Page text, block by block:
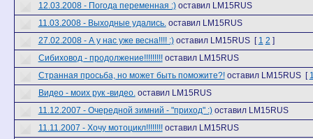
12.03.2008 - Погода переменная :) оставил LM15RUS
11.03.2008 - Выходные удались. оставил LM15RUS
27.02.2008 - А у нас уже весна!!!! :) оставил LM15RUS[ 1 2 ]
Сибиховод - продолжение!!!!!!!!! оставил LM15RUS
Странная просьба, но может быть поможите?! оставил LM15RUS[
Видео - моих рук -видео. оставил LM15RUS
11.12.2007 - Очередной зимний - "приход" :) оставил LM15RUS
11.11.2007 - Хочу мотоцикл!!!!!!!! оставил LM15RUS